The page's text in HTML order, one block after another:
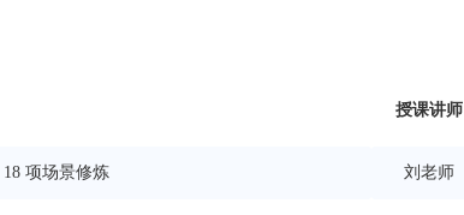
授课讲师
项场景修炼 刘老师